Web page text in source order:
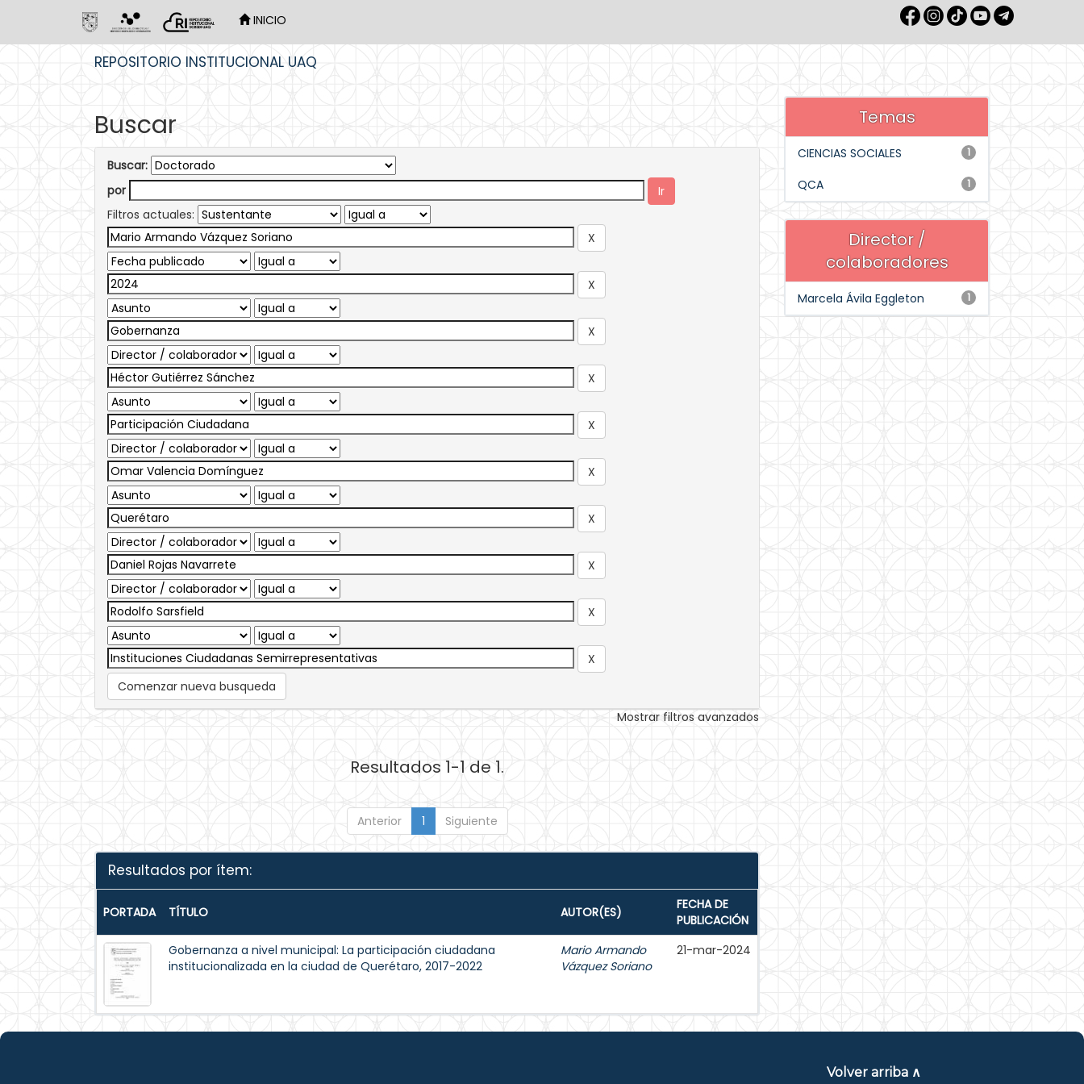
INICIO
REPOSITORIO INSTITUCIONAL UAQ
Buscar
Buscar:
por
Filtros actuales:
Comenzar nueva busqueda
Mostrar filtros avanzados
Resultados 1-1 de 1.
Anterior 1 Siguiente
Resultados por ítem:
PORTADA TÍTULO AUTOR(ES)
FECHA DE
PUBLICACIÓN
Gobernanza a nivel municipal: La participación ciudadana
institucionalizada en la ciudad de Querétaro, 2017-2022
Mario Armando
Vázquez Soriano
21-mar-2024
Temas
1
CIENCIAS SOCIALES
1
QCA
Director /
colaboradores
1
Marcela Ávila Eggleton
Volver arriba ∧